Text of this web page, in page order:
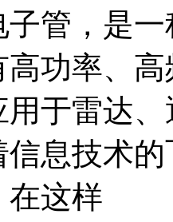
子管，是
功率、
用于雷达
息技术
在这样